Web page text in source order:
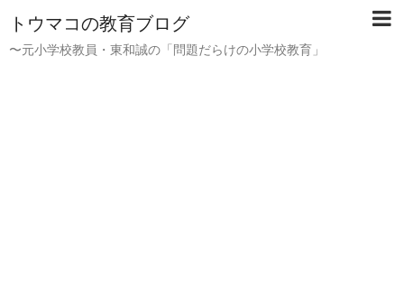
トウマコの教育ブログ
〜元小学校教員・東和誠の「問題だらけの小学校教育」